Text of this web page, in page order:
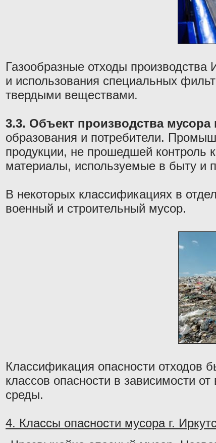
Газообразные отходы производства
и использования специальных
твердыми веществами.
3.3. Объект производства мусора
образования и потребители.
продукции, не прошедшей контроль
материалы, используемые в быту и
В некоторых классификациях в
военный и строительный мусор.
Классификация опасности отходов
классов опасности в зависимости
среды.
4. Классы опасности мусора г.